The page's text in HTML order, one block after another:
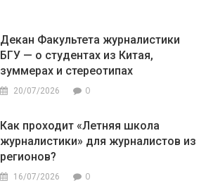
Декан Факультета журналистики
БГУ — о студентах из Китая,
зуммерах и стереотипах
20/07/2026 0
Как проходит «Летняя школа
журналистики» для журналистов из
регионов?
16/07/2026 0